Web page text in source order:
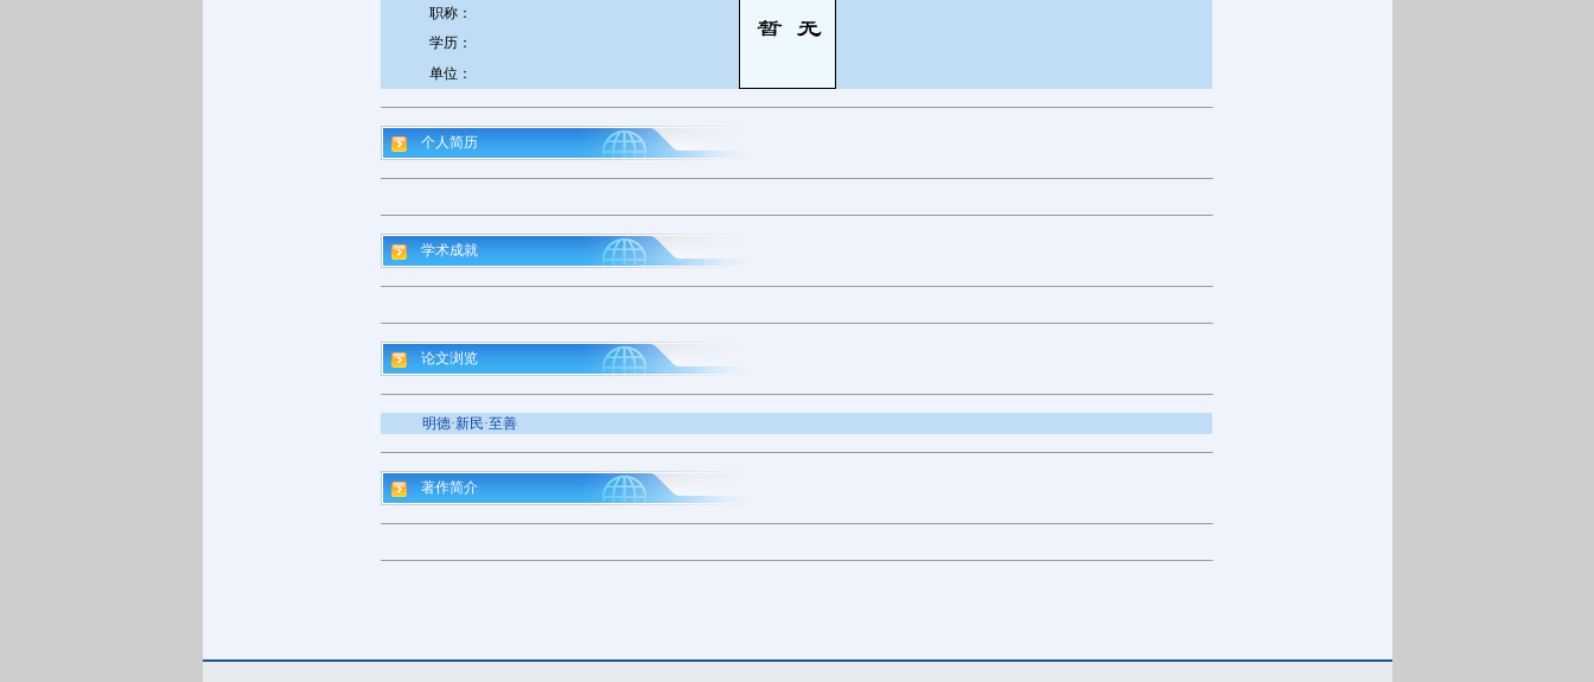
职称：
学历：
单位：
个人简历
学术成就
论文浏览
明德·新民·至善
著作简介